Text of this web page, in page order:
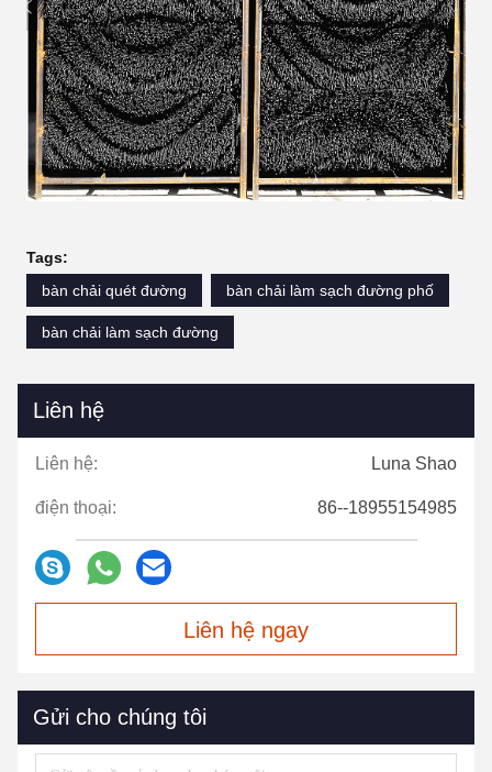
Tags:
bàn chải quét đường
bàn chải làm sạch đường phố
bàn chải làm sạch đường
Liên hệ
Liên hệ: Luna Shao
điện thoại: 86--18955154985
Liên hệ ngay
Gửi cho chúng tôi